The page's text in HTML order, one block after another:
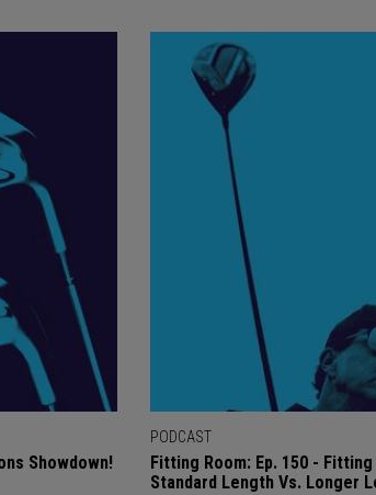
Showdown!
PODCAST
Fitting Room: Ep. 150 -
Standard Length Vs. Longer